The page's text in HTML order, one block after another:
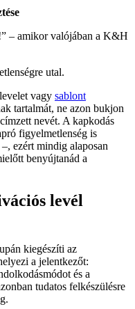
– amikor valójában a K&H
utal.
vagy sablont
tartalmát, ne azon bukjon
nevét. A kapkodás
figyelmetlenség is
ezért mindig alaposan
benyújtanád a
levél
kiegészíti az
a jelentkezőt:
és a
tudatos felkészülésre